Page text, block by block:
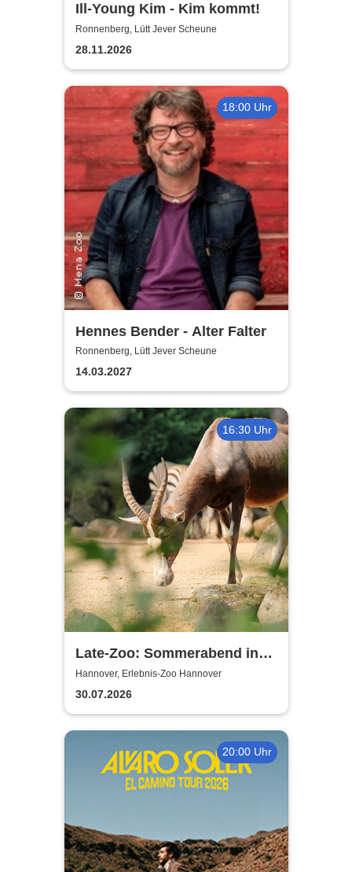
Ill-Young Kim - Kim kommt!
Ronnenberg, Lütt Jever Scheune
28.11.2026
18:00 Uhr
Hennes Bender - Alter Falter
Ronnenberg, Lütt Jever Scheune
14.03.2027
16:30 Uhr
Late-Zoo: Sommerabend in
der Welt der Tiere
Hannover, Erlebnis-Zoo Hannover
30.07.2026
20:00 Uhr